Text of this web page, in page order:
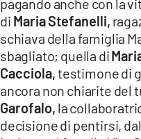
LACAPITALENEWS.IT
App
ANDROID
APPLE
di Maria Stefanelli,
schiava della famiglia
sbagliato; quella di
Cacciola,testimone di
ancora non chiarite del
Garofalo, la
decisione di pentirsi,